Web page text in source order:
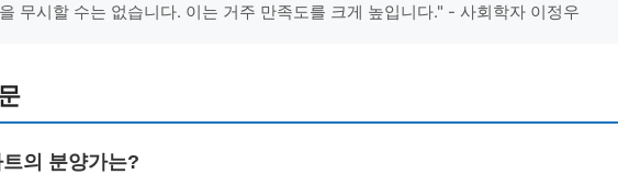
무시할 수는 없습니다. 이는 거주 만족도를 크게 높입니다." - 사회학자 이정우
의 분양가는?